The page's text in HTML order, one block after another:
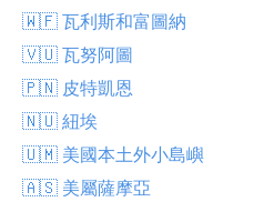
🇼🇫 瓦利斯和富圖納
🇻🇺 瓦努阿圖
🇵🇳 皮特凱恩
🇳🇺 紐埃
🇺🇲 美國本土外小島嶼
🇦🇸 美屬薩摩亞